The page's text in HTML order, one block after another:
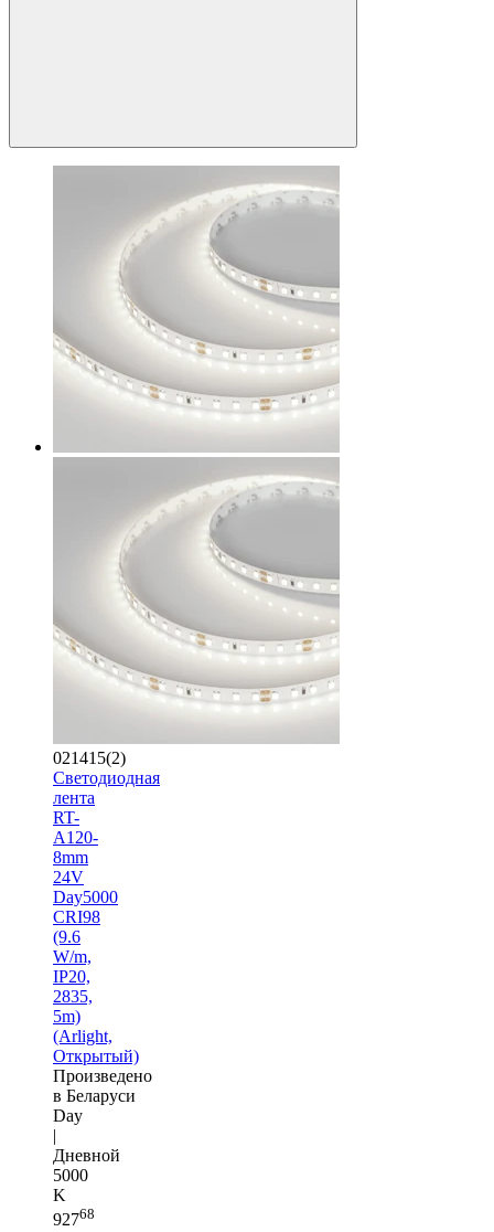
021415(2)
Светодиодная
лента
RT-
A120-
8mm
24V
Day5000
CRI98
(9.6
W/m,
IP20,
2835,
5m)
(Arlight,
Открытый)
Произведено
в Беларуси
Day
|
Дневной
5000
K
92768